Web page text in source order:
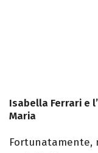
Isabella Ferrari e
Maria
Fortunatamente,